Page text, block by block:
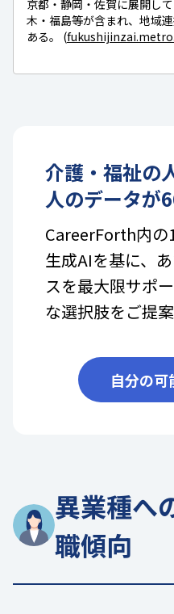
京都・静岡・佐賀に展開し
木・福島等が含まれ、地域
ある。 (
介護・福祉の
人のデータが
CareerForth内の
生成AIを基に、
スを最大限サポ
な選択肢をご提案
自分の可
異業種へ
職傾向